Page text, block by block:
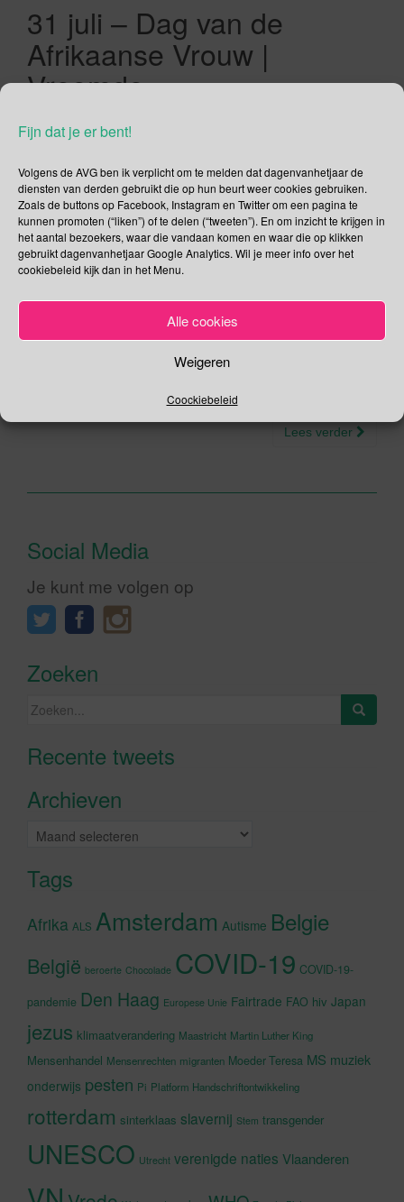
Fijn dat je er bent!
Volgens de AVG ben ik verplicht om te melden dat dagenvanhetjaar de
diensten van derden gebruikt die op hun beurt weer cookies gebruiken.
Zoals de buttons op Facebook, Instagram en Twitter om een pagina te
kunnen promoten (“liken”) of te delen (“tweeten”). En om inzicht te krijgen in
het aantal bezoekers, waar die vandaan komen en waar die op klikken
gebruikt dagenvanhetjaar Google Analytics. Wil je meer info over het
cookiebeleid kijk dan in het Menu.
Alle cookies
Weigeren
Coockiebeleid
31 juli – Dag van de
Afrikaanse Vrouw |
Vreemde
Muziekinstrumenten Dag |
Wereld Rangers Dag |
Systeembeheerdersdag |
31/07/2020 Gina Makken Juli
Internationale Dag van de Afrikaanse Vrouw Op de Dag van
Afrikaanse vrouwenconferentie in Dar es Salaam in 1962.
Maar ook bij de oprichting van Pan African Women’s
wordt de belangrijke rol die Afrikaanse vrouwenorganisaties
Lees verder
Social Media
Je kunt me volgen op
Zoeken
Zoeken
Recente tweetsKlik om marketing cookies te
Archieven
Archieven
Tags
Afrika ALS Amsterdam Autisme Belgie
België beroerte Chocolade COVID-19 COVID-19-
pandemie Den Haag Europese Unie Fairtrade FAO hiv Japan
jezus klimaatverandering Maastricht Martin Luther King
Mensenhandel Mensenrechten migranten Moeder Teresa MS muziek
onderwijs pesten Pi Platform Handschriftontwikkeling
rotterdam sinterklaas slavernij Stem transgender
UNESCO Utrecht verenigde naties Vlaanderen